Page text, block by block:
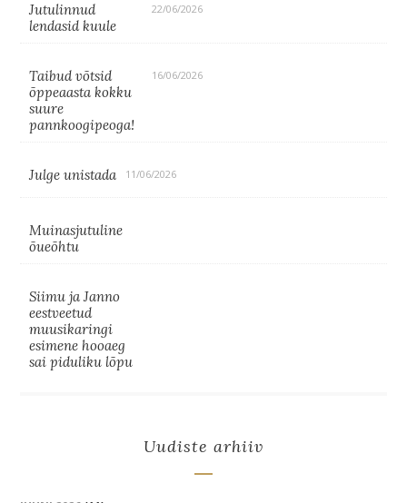
Jutulinnud
lendasid kuule
22/06/2026
Taibud võtsid
õppeaasta kokku
suure
pannkoogipeoga!
16/06/2026
Julge unistada 11/06/2026
Muinasjutuline
õueõhtu
Siimu ja Janno
eestveetud
muusikaringi
esimene hooaeg
sai piduliku lõpu
Uudiste arhiiv